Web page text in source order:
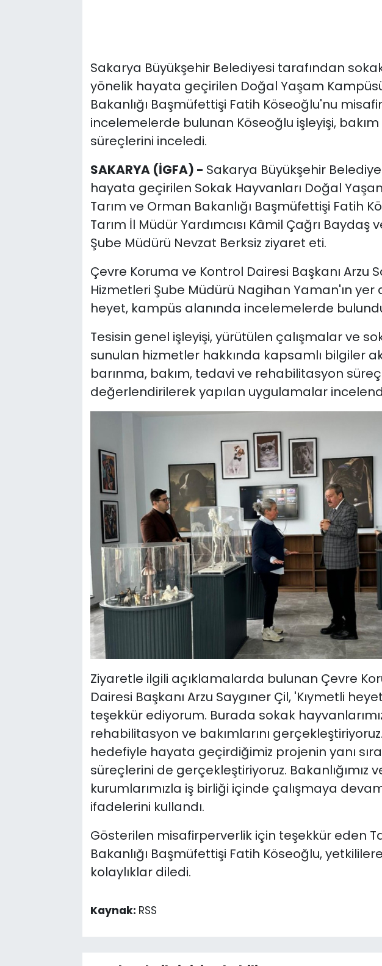
Sakarya Büyükşehir Belediyesi tarafından
yönelik hayata geçirilen Doğal Yaşam
Bakanlığı Başmüfettişi Fatih Köseoğlu'nu
incelemelerde bulunan Köseoğlu işleyişi,
süreçlerini inceledi.
SAKARYA (İGFA) - Sakarya Büyükşehir
hayata geçirilen Sokak Hayvanları Doğal
Tarım ve Orman Bakanlığı Başmüfettişi Fatih
Tarım İl Müdür Yardımcısı Kâmil Çağrı Baydaş
Şube Müdürü Nevzat Berksiz ziyaret eti.
Çevre Koruma ve Kontrol Dairesi Başkanı Arzu
Hizmetleri Şube Müdürü Nagihan Yaman'ın yer
heyet, kampüs alanında incelemelerde
Tesisin genel işleyişi, yürütülen çalışmalar ve
sunulan hizmetler hakkında kapsamlı bilgiler
barınma, bakım, tedavi ve rehabilitasyon
değerlendirilerek yapılan uygulamalar
Ziyaretle ilgili açıklamalarda bulunan Çevre
Dairesi Başkanı Arzu Saygıner Çil, 'Kıymetli
teşekkür ediyorum. Burada sokak
rehabilitasyon ve bakımlarını
hedefiyle hayata geçirdiğimiz projenin yanı
süreçlerini de gerçekleştiriyoruz. Bakanlığımız
kurumlarımızla iş birliği içinde çalışmaya
ifadelerini kullandı.
Gösterilen misafirperverlik için teşekkür eden
Bakanlığı Başmüfettişi Fatih Köseoğlu,
kolaylıklar diledi.
Kaynak: RSS